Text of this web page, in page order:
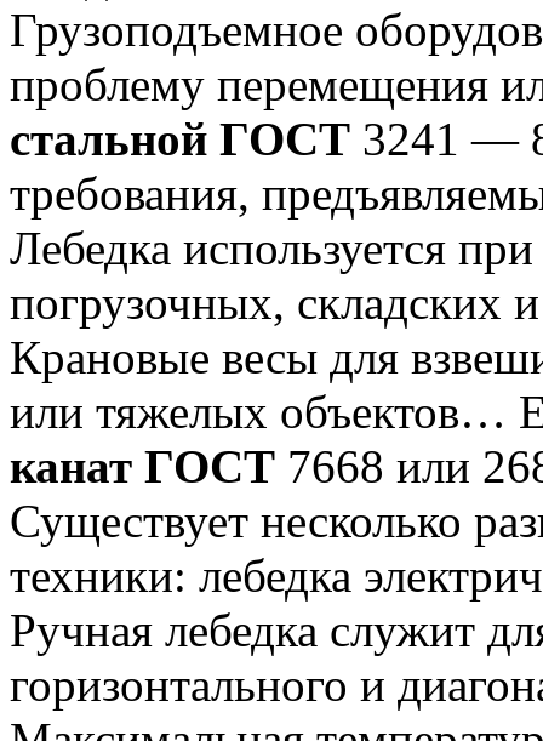
Грузоподъемное
проблему перемещения
стальной ГОСТ 3241 —
требования,
Лебедка используется
погрузочных, складских
Крановые весы для
или тяжелых объектов…
канат ГОСТ 7668 или
Существует несколько
техники: лебедка
Ручная лебедка служит
горизонтального и